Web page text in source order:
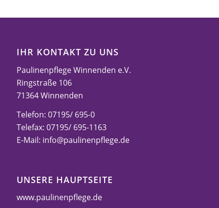
IHR KONTAKT ZU UNS
Paulinenpflege Winnenden e.V.
Ringstraße 106
71364 Winnenden
Telefon: 07195/ 695-0
Telefax: 07195/ 695-1163
E-Mail: info@paulinenpflege.de
UNSERE HAUPTSEITE
www.paulinenpflege.de